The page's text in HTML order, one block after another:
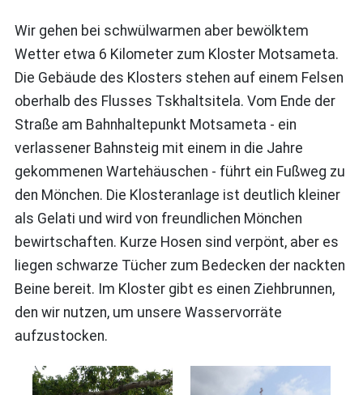
Wir gehen bei schwülwarmen aber bewölktem
Wetter etwa 6 Kilometer zum Kloster Motsameta.
Die Gebäude des Klosters stehen auf einem Felsen
oberhalb des Flusses Tskhaltsitela. Vom Ende der
Straße am Bahnhaltepunkt Motsameta - ein
verlassener Bahnsteig mit einem in die Jahre
gekommenen Wartehäuschen - führt ein Fußweg zu
den Mönchen. Die Klosteranlage ist deutlich kleiner
als Gelati und wird von freundlichen Mönchen
bewirtschaften. Kurze Hosen sind verpönt, aber es
liegen schwarze Tücher zum Bedecken der nackten
Beine bereit. Im Kloster gibt es einen Ziehbrunnen,
den wir nutzen, um unsere Wasservorräte
aufzustocken.